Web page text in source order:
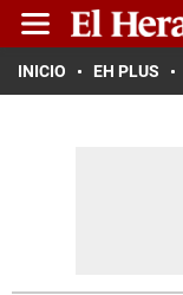
INICIO EH PLUS